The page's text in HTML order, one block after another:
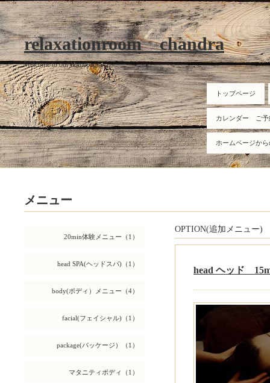
relaxationroom chandra
Welcome to our homepage
トップページ
カレンダー ご予
ホームページか
20min体験メニュー（1）
head SPA(ヘッドスパ)（1）
body(ボディ）メニュー（4）
facial(フェイシャル)（1）
package(パッケージ）（1）
マタニティボディ（1）
メニュー
OPTION(追加メニュー)
head ヘッド